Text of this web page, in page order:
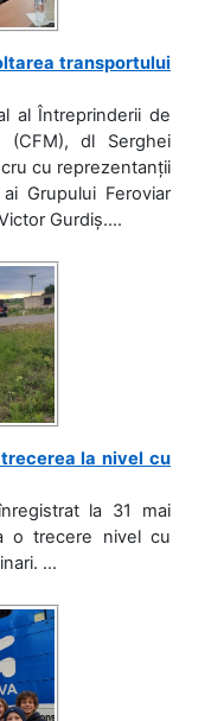
transportului
al Întreprinderii de
(CFM), dl Serghei
cu reprezentanții
Grupului Feroviar
Gurdiș....
la nivel cu
la 31 mai
o trecere nivel cu
...